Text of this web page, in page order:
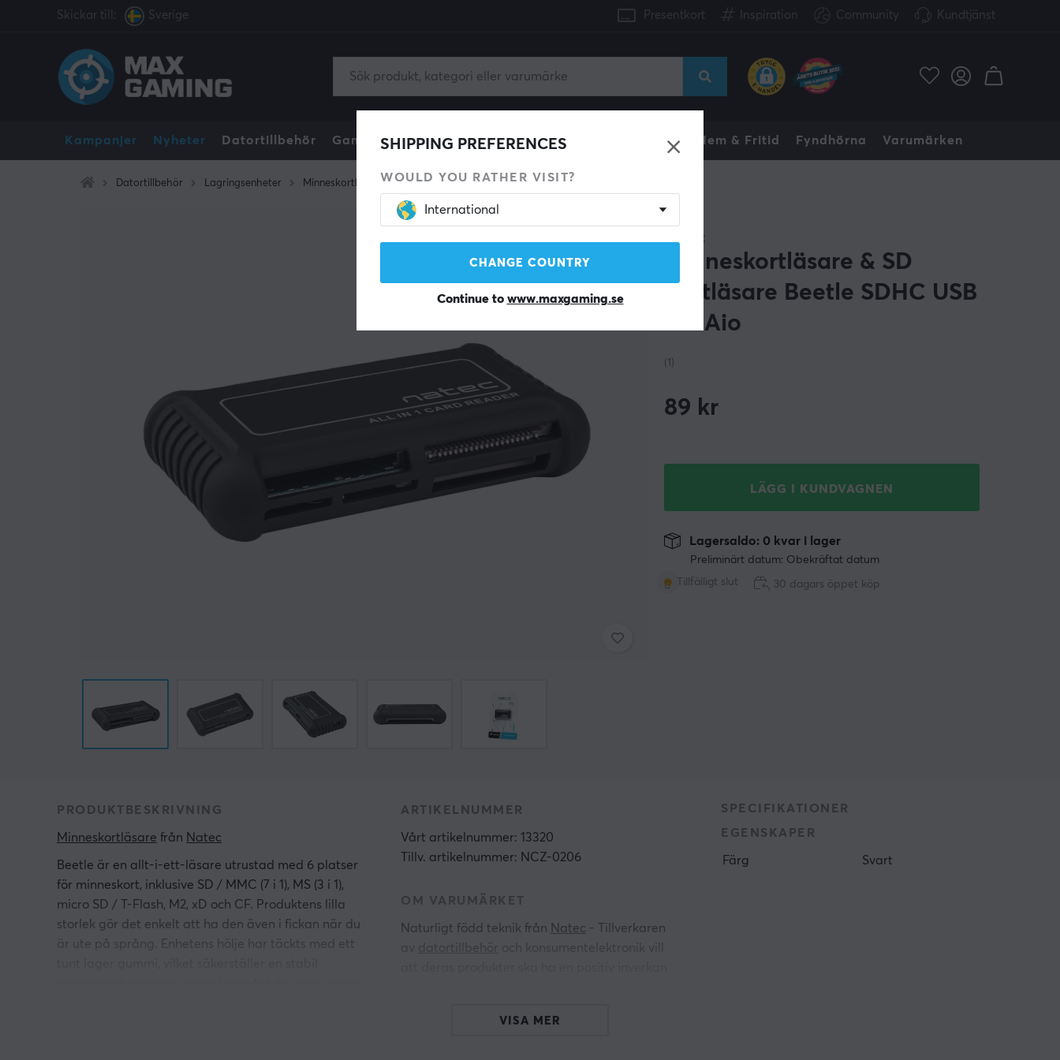
Skickar till: Sverige Presentkort Inspiration Community Kundtjänst
Kampanjer Nyheter Datortillbehör Gamingdator Konsol Gamingstol Mobiltillbehör Hem & Fritid Fyndhörna Varumärken
SHIPPING PREFERENCES
WOULD YOU RATHER VISIT?
International
CHANGE COUNTRY
Continue to www.maxgaming.se
Datortillbehör Lagringsenheter Minneskortläsare
NATEC
Minneskortläsare & SD
Kortläsare Beetle SDHC USB
2.0 Aio
(1)
89 kr
LÄGG I KUNDVAGNEN
Preliminärt datum: Obekräftat datum
Tillfälligt slut
Lagersaldo: 0 kvar i lager
30 dagars öppet köp
PRODUKTBESKRIVNING
Minneskortläsare från Natec
Beetle är en allt-i-ett-läsare utrustad med 6 platser
för minneskort, inklusive SD / MMC (7 i 1), MS (3 i 1),
micro SD / T-Flash, M2, xD och CF. Produktens lilla
storlek gör det enkelt att ha den även i fickan när du
är ute på språng. Enhetens hölje har täckts med ett
ARTIKELNUMMER
Vårt artikelnummer: 13320
Tillv. artikelnummer: NCZ-0206
OM VARUMÄRKET
Naturligt född teknik från Natec - Tillverkaren
som möter deras användare förväntningar och
SPECIFIKATIONER
EGENSKAPER
Färg Svart
VISA MER